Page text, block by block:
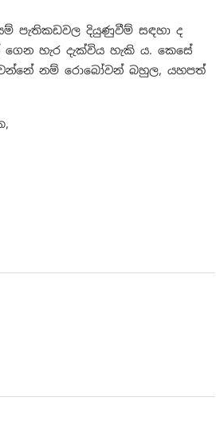
පැතිකඩවල දියුණුවීම් සඳහා ද
හැර දැක්විය හැකි ය. කෙසේ
නම් රොබෝවන් බහුල, යහපත්